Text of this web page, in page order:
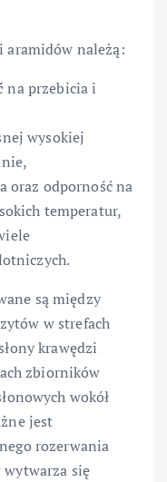
aramidów należą:
na przebicia i
wysokiej
oraz odporność na
temperatur,
są między
w strefach
krawędzi
zbiorników
wokół
jest
rozerwania
się